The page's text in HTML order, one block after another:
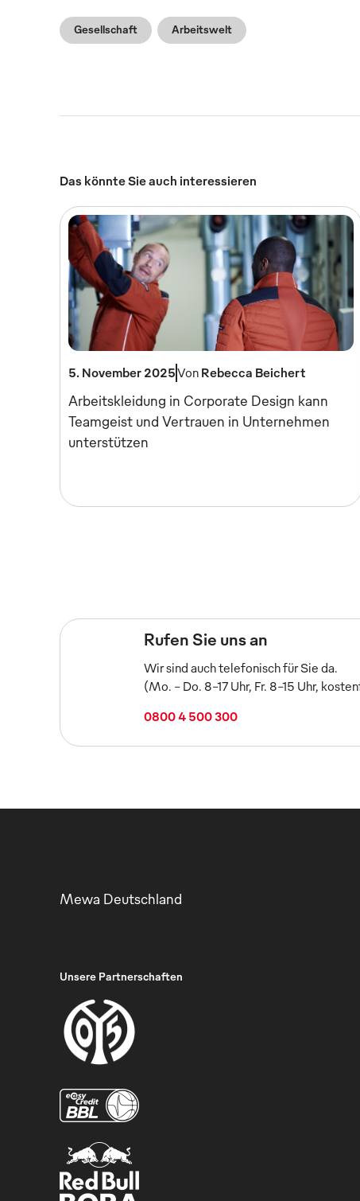
Gesellschaft Arbeitswelt
Das könnte Sie auch interessieren
5. November 2025Von Rebecca Beichert
Arbeitskleidung in Corporate Design kann
Teamgeist und Vertrauen in Unternehmen
unterstützen
Rufen Sie uns an
Wir sind auch telefonisch für Sie da.
(Mo. - Do. 8-17 Uhr, Fr. 8-15 Uhr,
0800 4 500 300
Mewa Deutschland
Unsere Partnerschaften